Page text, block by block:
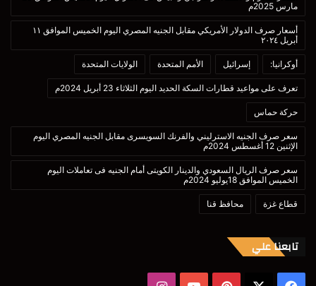
مارس 2025م
أسعار صرف الدولار الأمريكي مقابل الجنيه المصري اليوم الخميس الموافق ١١
أبريل ٢٠٢٤
أوكرانيا: إسرائيل الأمم المتحدة الولايات المتحدة
تعرف على مواعيد قطارات السكة الحديد اليوم الثلاثاء 23 أبريل 2024م
حركة حماس
سعر صرف الجنيه الاسترليني والفرنك السويسرى مقابل الجنيه المصري اليوم
الإثنين 12 أغسطس 2024م
سعر صرف الريال السعودي والدينار الكويتى أمام الجنيه فى تعاملات اليوم
الخميس الموافق 18يوليو 2024م
قطاع غزة محافظ قنا
تابعنا علي